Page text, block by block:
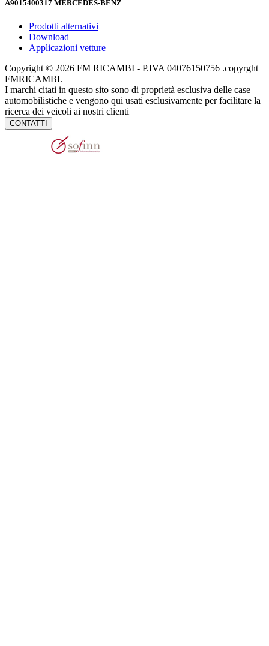
A9015400317 MERCEDES-BENZ
Prodotti alternativi
Download
Applicazioni vetture
Copyright © 2026 FM RICAMBI - P.IVA 04076150756 .copyrght
FMRICAMBI.
I marchi citati in questo sito sono di proprietà esclusiva delle case
automobilistiche e vengono qui usati esclusivamente per facilitare la
ricerca dei veicoli ai nostri clienti
CONTATTI